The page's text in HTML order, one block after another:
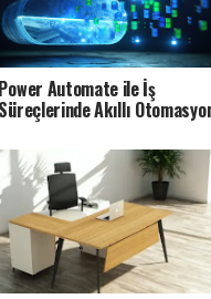
Power Automate ile İş
Süreçlerinde Akıllı